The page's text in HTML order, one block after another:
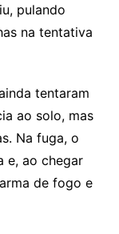
pulando
na tentativa
tentaram
ao solo, mas
Na fuga, o
e, ao chegar
de fogo e